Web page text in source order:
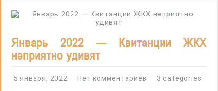
Январь 2022 — Квитанции ЖКХ
неприятно удивят
5 января, 2022 Нет комментариев 3 categories